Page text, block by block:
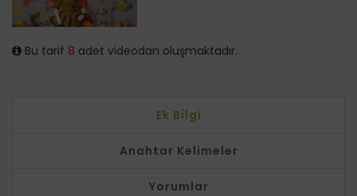
Bu tarif 8 adet videodan oluşmaktadır.
Ek Bilgi
Anahtar Kelimeler
Yorumlar